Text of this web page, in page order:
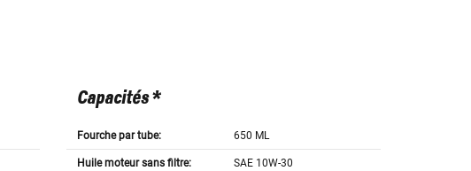
Capacités *
Fourche par tube: 650 ML
Huile moteur sans filtre: SAE 10W-30